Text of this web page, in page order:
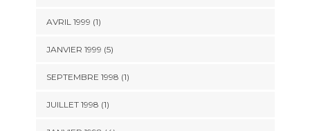
AVRIL 1999 (1)
JANVIER 1999 (5)
SEPTEMBRE 1998 (1)
JUILLET 1998 (1)